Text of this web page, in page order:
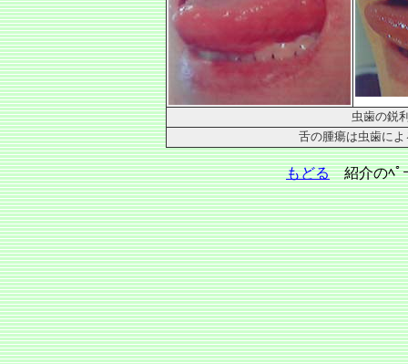
虫歯の鋭
舌の腫瘍は虫歯に
もどる紹介のﾍﾟｰ